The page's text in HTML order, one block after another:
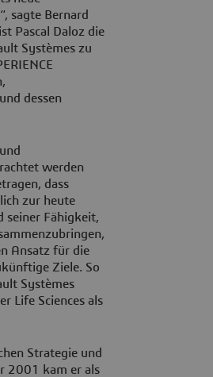
sagte Bernard
Pascal Daloz die
Systèmes zu
dessen
werden
dass
zur heute
seiner Fähigkeit,
Ansatz für die
Ziele. So
Systèmes
Life Sciences als
Strategie und
2001 kam er als